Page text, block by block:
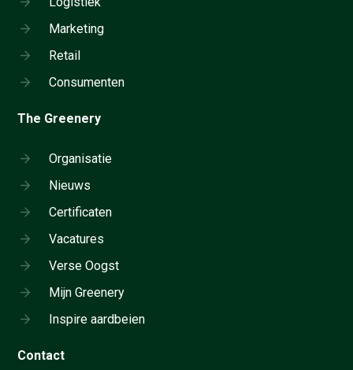
Marketing
Retail
Consumenten
The Greenery
Organisatie
Nieuws
Certificaten
Vacatures
Verse Oogst
Mijn Greenery
Inspire aardbeien
Contact